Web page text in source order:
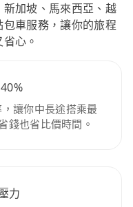
加坡、馬來西亞、越
車服務，讓你的旅程
心。
讓你中長途搭乘最
錢也省比價時間。
力